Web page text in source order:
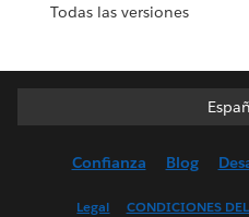
Todas las versiones
Confianza Blog
Legal CONDICIONES